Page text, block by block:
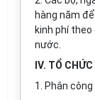
hàng năm
kinh phí
nước.
IV. TỔ
1. Phân